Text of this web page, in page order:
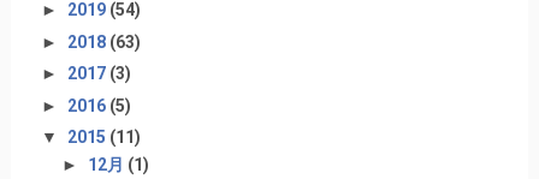
► 2019 (54)
► 2018 (63)
► 2017 (3)
► 2016 (5)
▼ 2015 (11)
► 12月 (1)